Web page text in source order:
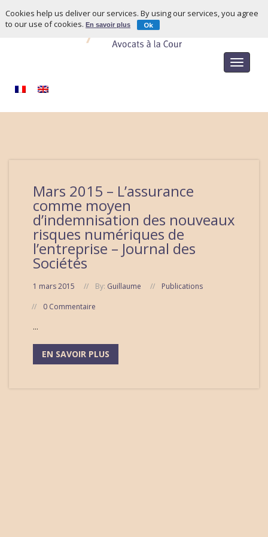
Toggle
Mars 2015 – L’assurance
comme moyen
d’indemnisation des nouveaux
risques numériques de
l’entreprise – Journal des
Sociétés
1 mars 2015 By: Guillaume
Publications
0 Commentaire
...
EN SAVOIR PLUS
Cookies help us deliver our services. By using our services, you agree
to our use of cookies.En savoir plus Ok